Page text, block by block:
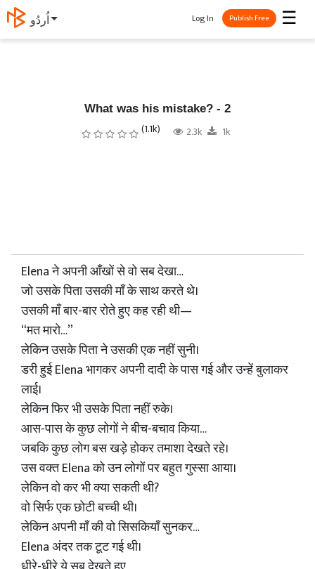
اُردُو ☰
Log In Publish Free
What was his mistake? - 2
(1.1k) 2.3k 1k
Elena ने अपनी आँखों से वो सब देखा…
जो उसके पिता उसकी माँ के साथ करते थे।
उसकी माँ बार-बार रोते हुए कह रही थी—
“मत मारो…”
लेकिन उसके पिता ने उसकी एक नहीं सुनी।
डरी हुई Elena भागकर अपनी दादी के पास गई और उन्हें बुलाकर
लाई।
लेकिन फिर भी उसके पिता नहीं रुके।
आस-पास के कुछ लोगों ने बीच-बचाव किया…
जबकि कुछ लोग बस खड़े होकर तमाशा देखते रहे।
उस वक्त Elena को उन लोगों पर बहुत गुस्सा आया।
लेकिन वो कर भी क्या सकती थी?
वो सिर्फ एक छोटी बच्ची थी।
लेकिन अपनी माँ की वो सिसकियाँ सुनकर…
Elena अंदर तक टूट गई थी।